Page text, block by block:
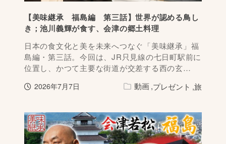
【美味継承 福島編 第三話】世界が認める鳥し
き；池川義輝が食す、会津の郷土料理
日本の食文化と美を未来へつなぐ「美味継承」福
島編・第三話。今回は、JR只見線の七日町駅前に
位置し、かつて主要な街道が交差する西の玄…
2026年7月7日 動画 プレゼント 旅